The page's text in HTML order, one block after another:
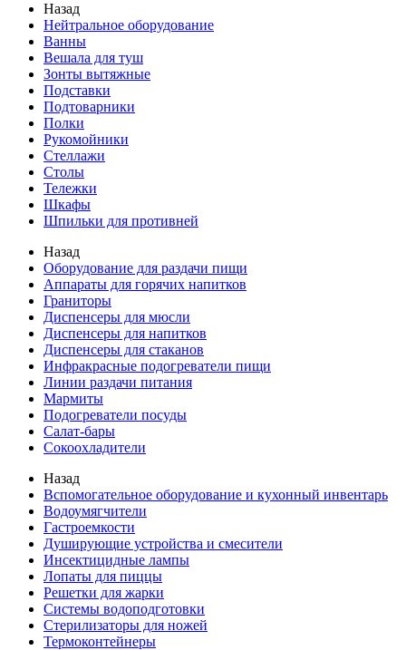
Назад
Нейтральное оборудование
Ванны
Вешала для туш
Зонты вытяжные
Подставки
Подтоварники
Полки
Рукомойники
Стеллажи
Столы
Тележки
Шкафы
Шпильки для противней
Назад
Оборудование для раздачи пищи
Аппараты для горячих напитков
Граниторы
Диспенсеры для мюсли
Диспенсеры для напитков
Диспенсеры для стаканов
Инфракрасные подогреватели пищи
Линии раздачи питания
Мармиты
Подогреватели посуды
Салат-бары
Сокоохладители
Назад
Вспомогательное оборудование и кухонный инвентарь
Водоумягчители
Гастроемкости
Душирующие устройства и смесители
Инсектицидные лампы
Лопаты для пиццы
Решетки для жарки
Системы водоподготовки
Стерилизаторы для ножей
Термоконтейнеры